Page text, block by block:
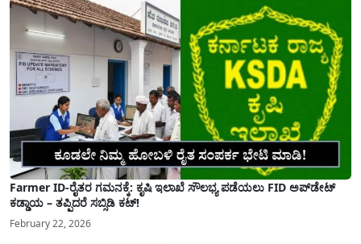
Farmer ID-ರೈತರ ಗಮನಕ್ಕೆ: ಕೃಷಿ ಇಲಾಖೆ ಸೌಲಭ್ಯ ಪಡೆಯಲು FID ಅಪ್‌ಡೇಟ್
ಕಡ್ಡಾಯ – ತಪ್ಪಿದರೆ ಸಬ್ಸಿಡಿ ಕಟ್!
February 22, 2026